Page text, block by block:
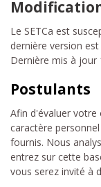
Le SETCa est
dernière version
Dernière mis à jour
Postulants
Afin d'évaluer votre
caractère
fournis. Nous
entrez sur cette
vous serez invité à